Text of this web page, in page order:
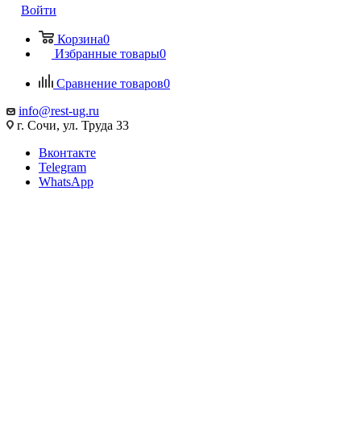
Войти
Корзина0
Избранные товары0
Сравнение товаров0
info@rest-ug.ru
г. Сочи, ул. Труда 33
Вконтакте
Telegram
WhatsApp